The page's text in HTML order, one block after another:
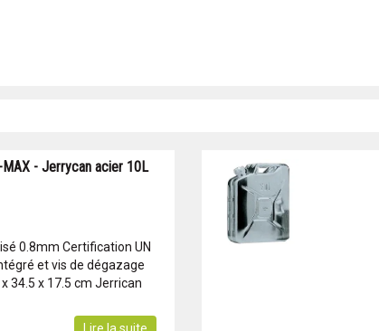
MAX - Jerrycan acier 10L
0.8mm Certification UN
et vis de dégazage
34.5 x 17.5 cm Jerrican